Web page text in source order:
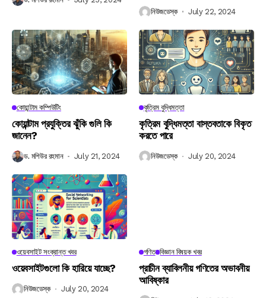
নিউজডেস্ক July 22, 2024
কোয়ান্টাম কম্পিউটিং
কোয়ান্টাম প্রযুক্তির ঝুঁকি গুলি কি
জানেন?
ড. মশিউর রহমান July 21, 2024
কৃত্রিম বুদ্ধিমত্তা
কৃত্রিম বুদ্ধিমত্তা বাস্তবতাকে বিকৃত
করতে পারে
নিউজডেস্ক July 20, 2024
ওয়েবসাইট সংক্রান্ত খবর
ওয়েবসাইটগুলো কি হারিয়ে যাচ্ছে?
নিউজডেস্ক July 20, 2024
গণিত বিজ্ঞান বিষয়ক খবর
প্রাচীন ব্যাবিলনীয় গণিতের অভাবনীয়
আবিষ্কার